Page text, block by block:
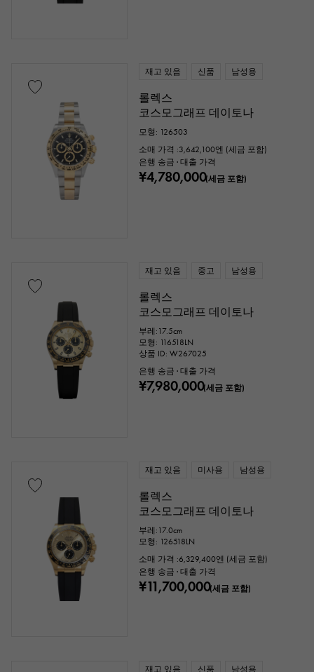
재고 있음 신품 남성용
롤렉스
코스모그래프 데이토나
모형: 126503
소매 가격 :3,642,100엔 (세금 포함)
은행 송금 · 대출 가격
¥4,780,000(세금 포함)
재고 있음 중고 남성용
롤렉스
코스모그래프 데이토나
부레:17.5cm
모형: 116518LN
상품 ID: W267025
은행 송금 · 대출 가격
¥7,980,000(세금 포함)
재고 있음 미사용 남성용
롤렉스
코스모그래프 데이토나
부레:17.0cm
모형: 126518LN
소매 가격 :6,329,400엔 (세금 포함)
은행 송금 · 대출 가격
¥11,700,000(세금 포함)
재고 있음 신품 남성용